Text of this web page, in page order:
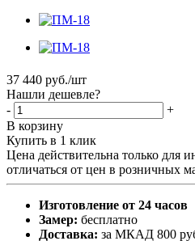
37 440 руб./шт
Нашли дешевле?
-
+
В корзину
Купить в 1 клик
Цена действительна только для
отличаться от цен в розничных
Изготовление от 24 часов
Замер: бесплатно
Доставка: за МКАД 800